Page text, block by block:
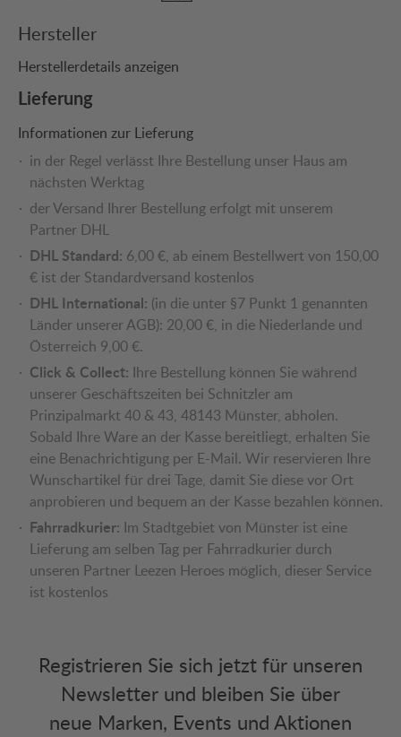
Hersteller
Herstellerdetails anzeigen
Lieferung
Informationen zur Lieferung
in der Regel verlässt Ihre Bestellung unser Haus am
nächsten Werktag
der Versand Ihrer Bestellung erfolgt mit unserem
Partner DHL
DHL Standard: 6,00 €, ab einem Bestellwert von 150,00
€ ist der Standardversand kostenlos
DHL International: (in die unter §7 Punkt 1 genannten
Länder unserer AGB): 20,00 €, in die Niederlande und
Österreich 9,00 €.
Click & Collect: Ihre Bestellung können Sie während
unserer Geschäftszeiten bei Schnitzler am
Prinzipalmarkt 40 & 43, 48143 Münster, abholen.
Sobald Ihre Ware an der Kasse bereitliegt, erhalten Sie
eine Benachrichtigung per E-Mail. Wir reservieren Ihre
Wunschartikel für drei Tage, damit Sie diese vor Ort
anprobieren und bequem an der Kasse bezahlen können.
Fahrradkurier: Im Stadtgebiet von Münster ist eine
Lieferung am selben Tag per Fahrradkurier durch
unseren Partner Leezen Heroes möglich, dieser Service
ist kostenlos
Registrieren Sie sich jetzt für unseren
Newsletter und bleiben Sie über
neue Marken, Events und Aktionen